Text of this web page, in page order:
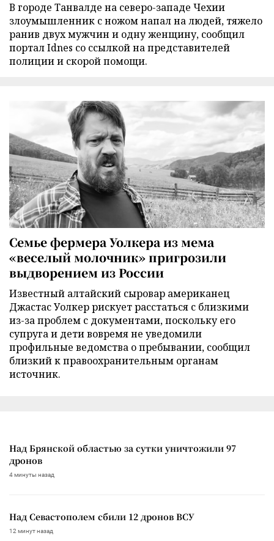
В городе Танвалде на северо-западе Чехии
злоумышленник с ножом напал на людей, тяжело
ранив двух мужчин и одну женщину, сообщил
портал Idnes со ссылкой на представителей
полиции и скорой помощи.
Семье фермера Уолкера из мема
«веселый молочник» пригрозили
выдворением из России
Известный алтайский сыровар американец
Джастас Уолкер рискует расстаться с близкими
из-за проблем с документами, поскольку его
супруга и дети вовремя не уведомили
профильные ведомства о пребывании, сообщил
близкий к правоохранительным органам
источник.
Над Брянской областью за сутки уничтожили 97
дронов
4 минуты назад
Над Севастополем сбили 12 дронов ВСУ
12 минут назад